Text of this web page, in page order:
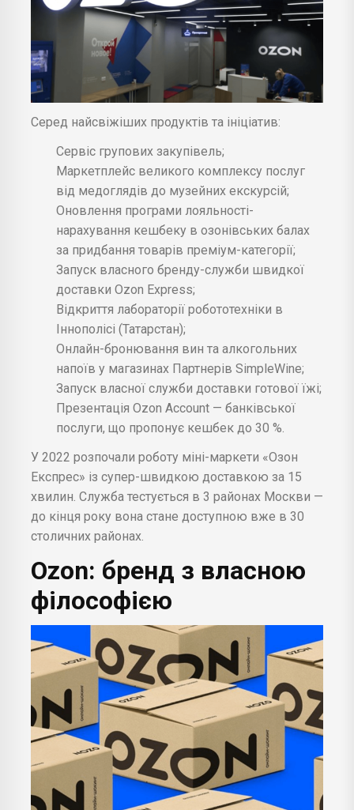
Серед найсвіжіших продуктів та ініціатив:
Сервіс групових закупівель;
Маркетплейс великого комплексу послуг
від медоглядів до музейних екскурсій;
Оновлення програми лояльності-
нарахування кешбеку в озонівських балах
за придбання товарів преміум-категорії;
Запуск власного бренду-служби швидкої
доставки Ozon Express;
Відкриття лабораторії робототехніки в
Іннополісі (Татарстан);
Онлайн-бронювання вин та алкогольних
напоїв у магазинах Партнерів SimpleWine;
Запуск власної служби доставки готової їжі;
Презентація Ozon Account — банківської
послуги, що пропонує кешбек до 30 %.
У 2022 розпочали роботу міні-маркети «Озон
Експрес» із супер-швидкою доставкою за 15
хвилин. Служба тестується в 3 районах Москви —
до кінця року вона стане доступною вже в 30
столичних районах.
Ozon: бренд з власною
філософією